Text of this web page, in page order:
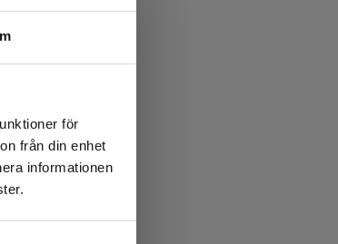
för
från din enhet
informationen